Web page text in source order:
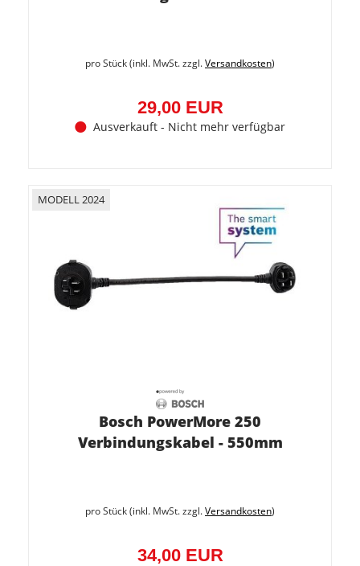
pro Stück (inkl. MwSt. zzgl.Versandkosten)
29,00 EUR
Ausverkauft - Nicht mehr verfügbar
MODELL 2024
Bosch PowerMore 250
Verbindungskabel - 550mm
pro Stück (inkl. MwSt. zzgl.Versandkosten)
34,00 EUR